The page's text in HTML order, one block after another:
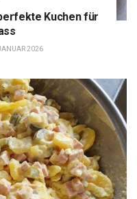
Kuchen für
2026